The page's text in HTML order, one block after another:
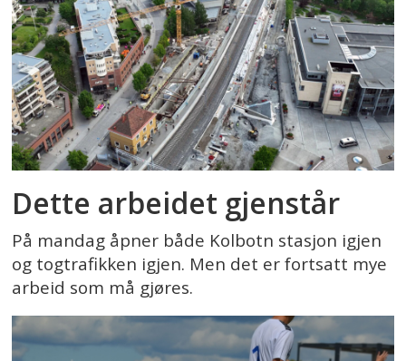
Dette arbeidet gjenstår
På mandag åpner både Kolbotn stasjon igjen
og togtrafikken igjen. Men det er fortsatt mye
arbeid som må gjøres.